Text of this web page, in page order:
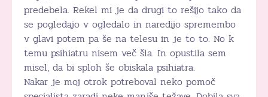
predebela. Rekel mi je da drugi to rešijo tako da
se pogledajo v ogledalo in naredijo spremembo
v glavi potem pa še na telesu in je to to. No k
temu psihiatru nisem več šla. In opustila sem
misel, da bi sploh še obiskala psihiatra.
Nakar je moj otrok potreboval neko pomoč